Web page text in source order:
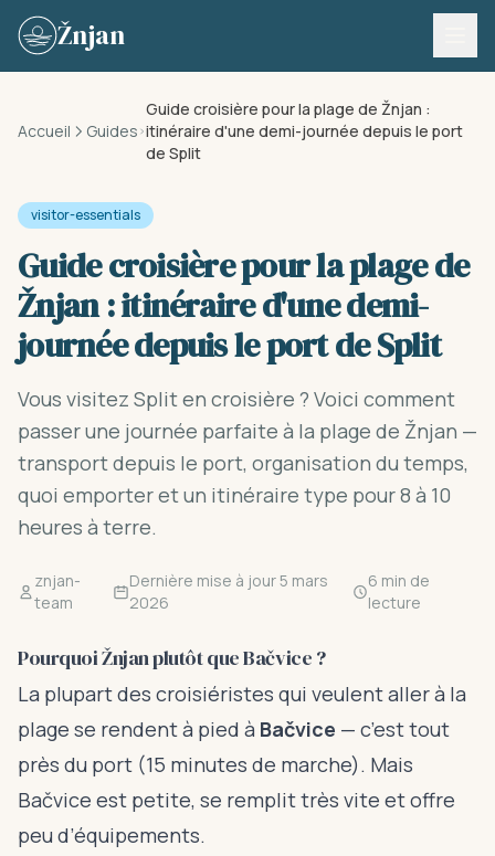
Skip to content
Žnjan
Accueil Guides
Guide croisière pour la plage de Žnjan :
itinéraire d'une demi-journée depuis le port
de Split
visitor-essentials
Guide croisière pour la plage de
Žnjan : itinéraire d'une demi-
journée depuis le port de Split
Vous visitez Split en croisière ? Voici comment
passer une journée parfaite à la plage de Žnjan —
transport depuis le port, organisation du temps,
quoi emporter et un itinéraire type pour 8 à 10
heures à terre.
znjan-
team
Dernière mise à jour 5 mars
2026
6 min de
lecture
Pourquoi Žnjan plutôt que Bačvice ?
La plupart des croisiéristes qui veulent aller à la
plage se rendent à pied à Bačvice — c’est tout
près du port (15 minutes de marche). Mais
Bačvice est petite, se remplit très vite et offre
peu d’équipements.